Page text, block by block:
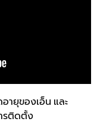
ายุของเอ็น และ
รติดตั้ง